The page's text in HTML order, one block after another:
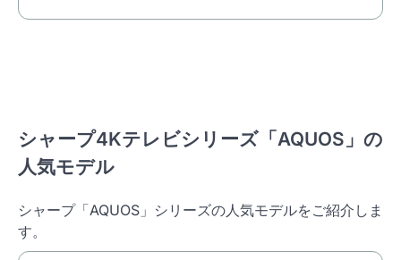
シャープ4Kテレビシリーズ「AQUOS」の
人気モデル
シャープ「AQUOS」シリーズの人気モデルをご紹介しま
す。